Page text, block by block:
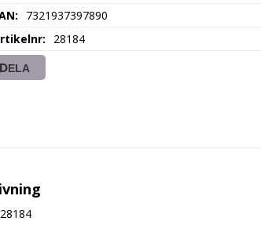
7321937397890
28184
DELA